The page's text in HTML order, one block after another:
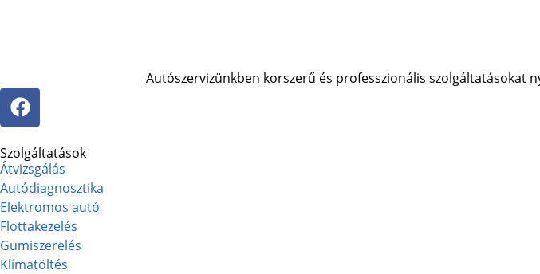
Autószervizünkben korszerű és professzionális szolgáltatásokat
Szolgáltatások
Átvizsgálás
Autódiagnosztika
Elektromos autó
Flottakezelés
Gumiszerelés
Klímatöltés